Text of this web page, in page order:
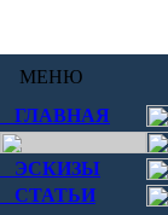
МЕНЮ
ГЛАВНАЯ
ЭСКИЗЫ
СТАТЬИ